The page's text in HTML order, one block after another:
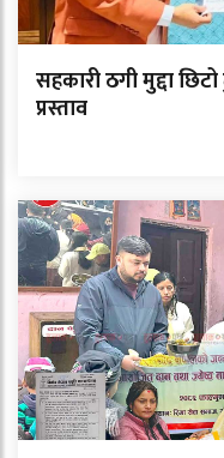
सहकारी ठगी मुद्दा
प्रस्ताव